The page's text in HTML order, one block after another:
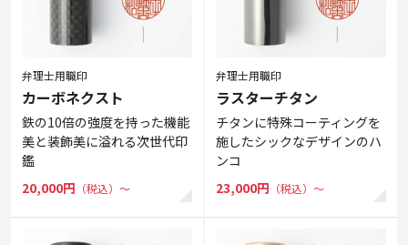
弁理士用職印
カーボネクスト
鉄の10倍の強度を持った機能
美と装飾美に溢れる次世代印
鑑
20,000円 （税込）〜
弁理士用職印
ラスターチタン
チタンに特殊コーティングを
施したシックなデザインのハ
ンコ
23,000円 （税込）〜